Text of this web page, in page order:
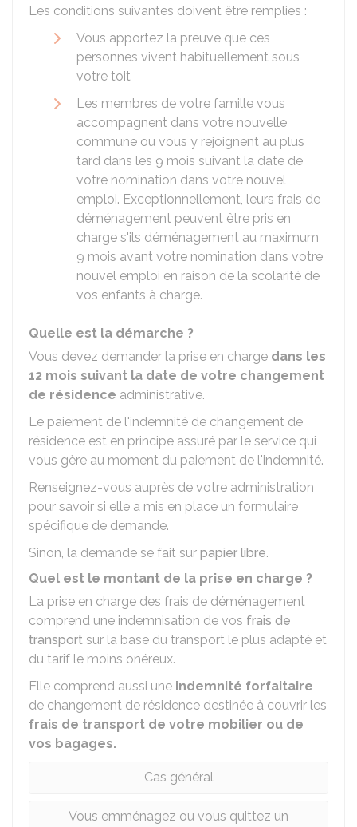
Les conditions suivantes doivent être remplies :
Vous apportez la preuve que ces
personnes vivent habituellement sous
votre toit
Les membres de votre famille vous
accompagnent dans votre nouvelle
commune ou vous y rejoignent au plus
tard dans les 9 mois suivant la date de
votre nomination dans votre nouvel
emploi. Exceptionnellement, leurs frais de
déménagement peuvent être pris en
charge s'ils déménagement au maximum
9 mois avant votre nomination dans votre
nouvel emploi en raison de la scolarité de
vos enfants à charge.
Quelle est la démarche ?
Vous devez demander la prise en charge dans les
12 mois suivant la date de votre changement
de résidence administrative.
Le paiement de l'indemnité de changement de
résidence est en principe assuré par le service qui
vous gère au moment du paiement de l'indemnité.
Renseignez-vous auprès de votre administration
pour savoir si elle a mis en place un formulaire
spécifique de demande.
Sinon, la demande se fait sur papier libre.
Quel est le montant de la prise en charge ?
La prise en charge des frais de déménagement
comprend une indemnisation de vos frais de
transport sur la base du transport le plus adapté et
du tarif le moins onéreux.
Elle comprend aussi une indemnité forfaitaire
de changement de résidence destinée à couvrir les
frais de transport de votre mobilier ou de
vos bagages.
Cas général
Vous emménagez ou vous quittez un